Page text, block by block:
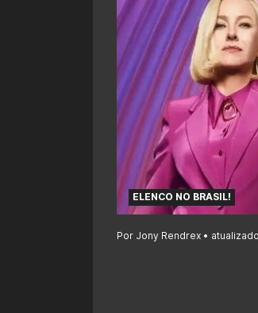
ELENCO NO BRASIL!
Por Jony Rendrex •